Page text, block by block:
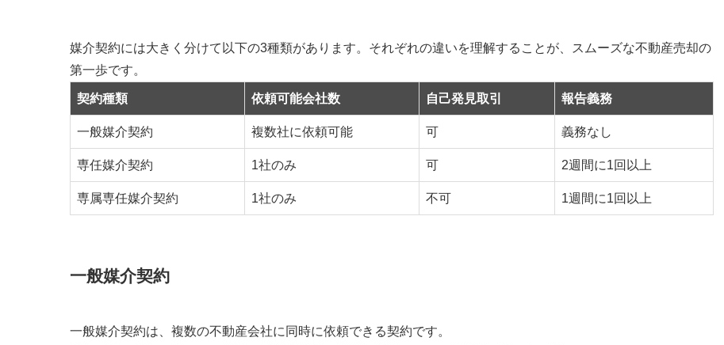
媒介契約には大きく分けて以下の3種類があります。それぞれの違いを理解することが、スムーズな不動産売却の
第一歩です。
契約種類 依頼可能会社数 自己発見取引 報告義務
一般媒介契約 複数社に依頼可能 可 義務なし
専任媒介契約 1社のみ 可 2週間に1回以上
専属専任媒介契約 1社のみ 不可 1週間に1回以上
一般媒介契約
一般媒介契約は、複数の不動産会社に同時に依頼できる契約です。